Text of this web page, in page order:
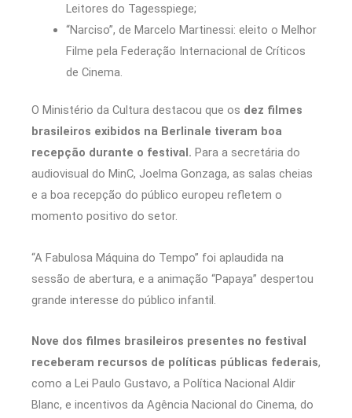
Leitores do Tagesspiege;
“Narciso”, de Marcelo Martinessi: eleito o Melhor
Filme pela Federação Internacional de Críticos
de Cinema.
O Ministério da Cultura destacou que os dez filmes
brasileiros exibidos na Berlinale tiveram boa
recepção durante o festival. Para a secretária do
audiovisual do MinC, Joelma Gonzaga, as salas cheias
e a boa recepção do público europeu refletem o
momento positivo do setor.
“A Fabulosa Máquina do Tempo” foi aplaudida na
sessão de abertura, e a animação “Papaya” despertou
grande interesse do público infantil.
Nove dos filmes brasileiros presentes no festival
receberam recursos de políticas públicas federais,
como a Lei Paulo Gustavo, a Política Nacional Aldir
Blanc, e incentivos da Agência Nacional do Cinema, do